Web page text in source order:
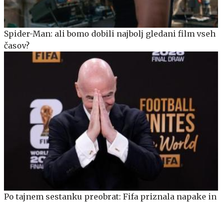
Spider-Man: ali bomo dobili najbolj gledani film vseh
časov?
Po tajnem sestanku preobrat: Fifa priznala napake in